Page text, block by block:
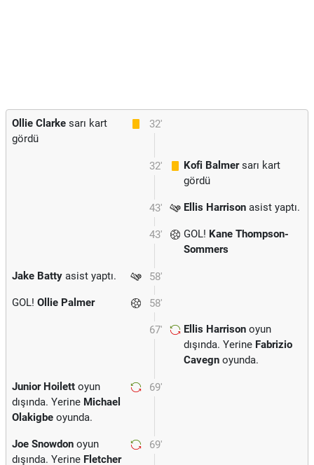
32'
Ollie Clarke sarı kart
gördü
32' Kofi Balmersarı kart
gördü
43' Ellis Harrison asist yaptı.
43' GOL! Kane Thompson-
Sommers
58'
Jake Batty asist yaptı.
58'
GOL! Ollie Palmer
67' Ellis Harrison oyun
dışında. Yerine Fabrizio
Cavegn oyunda.
69'
Junior Hoilett oyun
dışında. Yerine Michael
Olakigbe oyunda.
69'
Joe Snowdon oyun
dışında. Yerine Fletcher